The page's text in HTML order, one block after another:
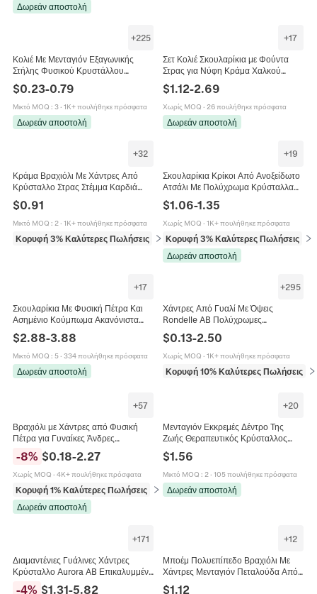
Δωρεάν αποστολή
+225
Κολιέ Με Μενταγιόν Εξαγωνικής
Στήλης Φυσικού Κρυστάλλου
Πολύτιμων Λίθων Χρυσό Καπάκι
Μόδα Γεωμετρικά Κοσμήματα Για
Γυναίκες
$0.23-0.79
Μικτό MOQ : 3· 1K+ πουλήθηκε πρόσφατα
Δωρεάν αποστολή
+17
Σετ Κολιέ Σκουλαρίκια με Φούντα
Στρας για Νύφη Κράμα Χαλκού
Επάργυρο Κρύσταλλο Κοσμήματα
Συμποσίου για Γυναίκες Γάμος
$1.12-2.69
Χωρίς MOQ · 26 πουλήθηκε πρόσφατα
Δωρεάν αποστολή
+32
Κράμα Βραχιόλι Με Χάντρες Από
Κρύσταλλο Στρας Στέμμα Καρδιά
Αλυσίδα Φιδιού Μόδα Γυναικεία
Κοσμήματα
$0.91
Μικτό MOQ : 2· 1K+ πουλήθηκε πρόσφατα
Κορυφή 3% Καλύτερες Πωλήσεις σε Βραχιόλια
+19
Σκουλαρίκια Κρίκοι Από Ανοξείδωτο
Ατσάλι Με Πολύχρωμα Κρύσταλλα
Κόσμημα Για Γυναίκες
$1.06-1.35
Χωρίς MOQ · 1K+ πουλήθηκε πρόσφατα
Κορυφή 3% Καλύτερες Πωλήσεις
σε
Δωρεάν αποστολή
+17
Σκουλαρίκια Με Φυσική Πέτρα Και
Ασημένιο Κούμπωμα Ακανόνιστα
Γεωμετρικά Κρύσταλλα Αμέθυστος
Ροζ Χαλαζίας Κοσμήματα
$2.88-3.88
Μικτό MOQ : 5· 334 πουλήθηκε πρόσφατα
Δωρεάν αποστολή
+295
Χάντρες Από Γυαλί Με Όψεις
Rondelle AB Πολύχρωμες
Επιμεταλλωμένες Τεχνητό
Κρύσταλλο Χαλαρό Διαχωριστικό Για
Χειροποίητα Κοσμήματα DIY
$0.13-2.50
Χωρίς MOQ · 1K+ πουλήθηκε πρόσφατα
Κορυφή 10% Καλύτερες Πωλήσεις
+57
Βραχιόλι με Χάντρες από Φυσική
Πέτρα για Γυναίκες Άνδρες
Χειροποίητο Αμέθυστος Ροζ
Χαλαζίας Μάτι της Τίγρης Κρύσταλλο
Αχάτης
-8% $0.18-2.27
Χωρίς MOQ · 4K+ πουλήθηκε πρόσφατα
Κορυφή 1% Καλύτερες Πωλήσεις
σε Βραχιόλια
Δωρεάν αποστολή
+20
Μενταγιόν Εκκρεμές Δέντρο Της
Ζωής Θεραπευτικός Κρύσταλλος
Ρητίνη Πέτρα Εξαγωνικός Κώνος
Ενέργεια Κοσμήματα
$1.56
Μικτό MOQ : 2· 105 πουλήθηκε πρόσφατα
Δωρεάν αποστολή
+171
Διαμαντένιες Γυάλινες Χάντρες
Κρύσταλλο Aurora AB Επικαλυμμένο
-4% $1.31-5.82
+12
Μποέμ Πολυεπίπεδο Βραχιόλι Με
Χάντρες Μενταγιόν Πεταλούδα Από
$1.12